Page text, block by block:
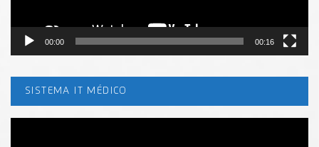
00:00 00:16
SISTEMA IT MÉDICO